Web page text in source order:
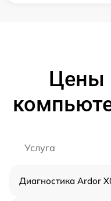
Цены
Услуга
Диагностика Ardor